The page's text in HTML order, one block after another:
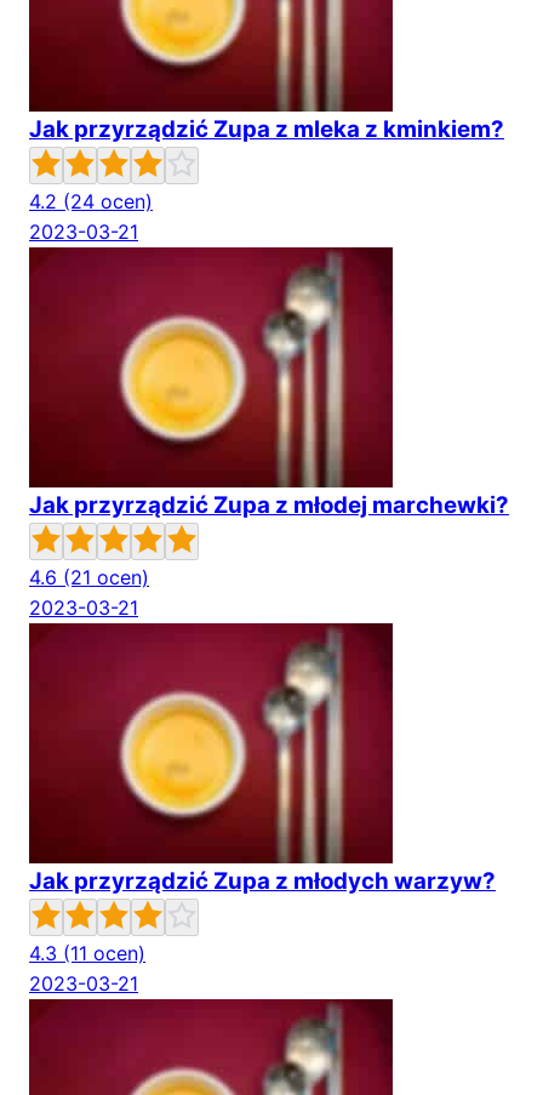
Jak przyrządzić Zupa z mleka z kminkiem?
4.2 (24 ocen)
2023-03-21
Jak przyrządzić Zupa z młodej marchewki?
4.6 (21 ocen)
2023-03-21
Jak przyrządzić Zupa z młodych warzyw?
4.3 (11 ocen)
2023-03-21